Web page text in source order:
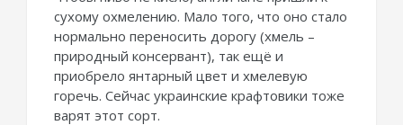
сухому охмелению. Мало того, что оно стало
нормально переносить дорогу (хмель –
природный консервант), так ещё и
приобрело янтарный цвет и хмелевую
горечь. Сейчас украинские крафтовики тоже
варят этот сорт.